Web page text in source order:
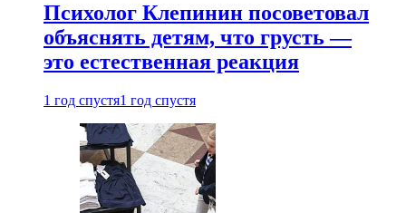
Психолог Клепинин посоветовал
объяснять детям, что грусть —
это естественная реакция
1 год спустя1 год спустя